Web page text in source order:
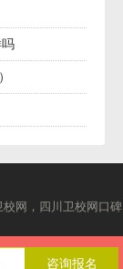
网，四川卫校网口碑